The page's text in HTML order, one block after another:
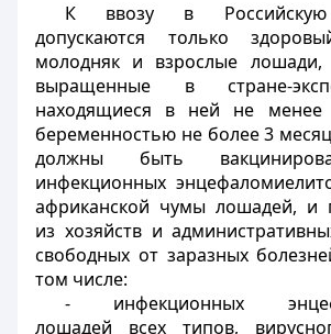
К ввозу в
допускаются только
молодняк и взрослые
выращенные в стране-
находящиеся в ней не
беременностью не более 3
должны быть
инфекционных
африканской чумы лошадей, и
из хозяйств и
свободных от заразных
том числе:
- инфекционных
лошадей всех типов,